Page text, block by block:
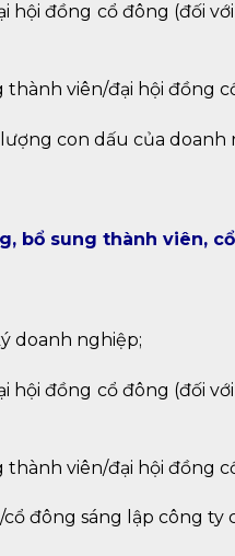
hội đồng cổ đông (đối
viên/đại hội đồng
con dấu của doanh
bổ sung thành viên,
doanh nghiệp;
hội đồng cổ đông (đối
viên/đại hội đồng
đông sáng lập công ty